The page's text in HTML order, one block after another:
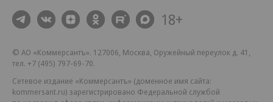
18+
© АО «Коммерсантъ». 127006, Москва, Оружейный переулок д. 41,
тел. +7 (495) 797-69-70.
Сетевое издание «Коммерсантъ» (доменное имя сайта:
kommersant.ru) зарегистрировано Федеральной службой